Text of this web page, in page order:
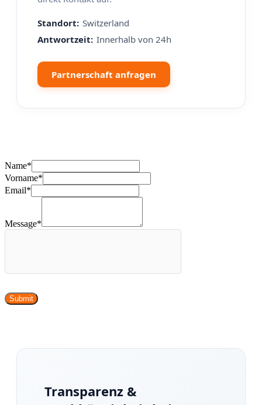
Standort: Switzerland
Antwortzeit: Innerhalb von 24h
Partnerschaft anfragen
Name*
Vorname*
Email*
Message*
Submit
Transparenz &